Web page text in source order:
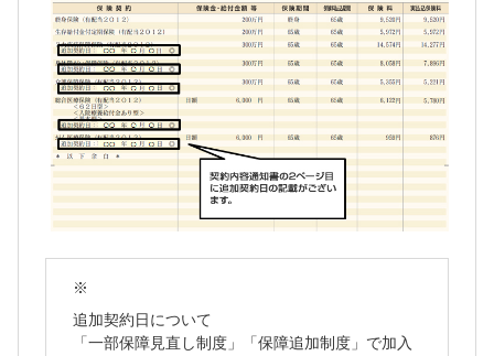
※
追加契約日について
「一部保障見直し制度」「保障追加制度」で加入